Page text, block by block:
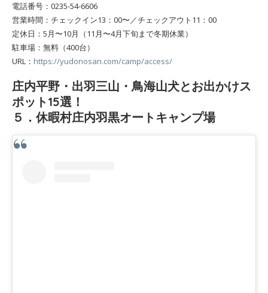
電話番号：0235-54-6606
営業時間：チェックイン13：00〜／チェックアウト11：00
定休日：5月〜10月（11月〜4月下旬まで冬期休業）
駐車場：無料（400台）
URL： https://yudonosan.com/camp/access/
庄内平野・出羽三山・鳥海山犬とお出かけス
ポット15選！
５．休暇村庄内羽黒オートキャンプ場